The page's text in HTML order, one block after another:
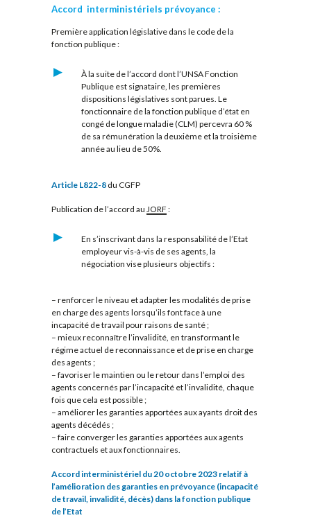
Accord interministériels prévoyance :
Première application législative dans le code de la
fonction publique :
À la suite de l’accord dont l’UNSA Fonction
Publique est signataire, les premières
dispositions législatives sont parues. Le
fonctionnaire de la fonction publique d’état en
congé de longue maladie (CLM) percevra 60 %
de sa rémunération la deuxième et la troisième
année au lieu de 50%.
Article L822-8 du CGFP
Publication de l’accord au JORF :
En s’inscrivant dans la responsabilité de l’Etat
employeur vis-à-vis de ses agents, la
négociation vise plusieurs objectifs :
– renforcer le niveau et adapter les modalités de prise
en charge des agents lorsqu’ils font face à une
incapacité de travail pour raisons de santé ;
– mieux reconnaître l’invalidité, en transformant le
régime actuel de reconnaissance et de prise en charge
des agents ;
– favoriser le maintien ou le retour dans l’emploi des
agents concernés par l’incapacité et l’invalidité, chaque
fois que cela est possible ;
– améliorer les garanties apportées aux ayants droit des
agents décédés ;
– faire converger les garanties apportées aux agents
contractuels et aux fonctionnaires.
Accord interministériel du 20 octobre 2023 relatif à
l’amélioration des garanties en prévoyance (incapacité
de travail, invalidité, décès) dans la fonction publique
de l’Etat